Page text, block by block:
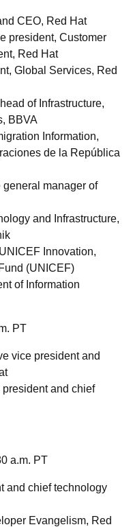
CEO, Red Hat
president, Customer
Red Hat
Global Services, Red
of Infrastructure,
BBVA
Information,
de la República
general manager of
and Infrastructure,
Innovation,
(UNICEF)
of Information
PT
vice president and
and chief
a.m. PT
and chief technology
Evangelism, Red